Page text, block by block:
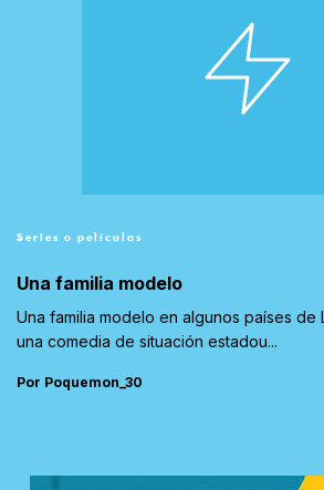
Series o películas
Una familia modelo
Una familia modelo en algunos países de
una comedia de situación estadou...
Por Poquemon_30